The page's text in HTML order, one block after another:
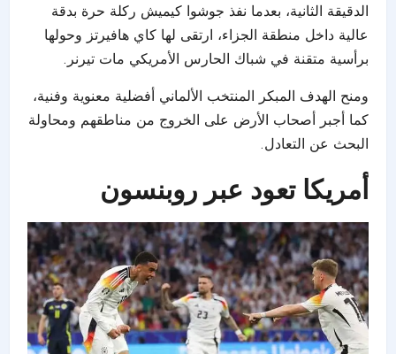
الدقيقة الثانية، بعدما نفذ جوشوا كيميش ركلة حرة بدقة
عالية داخل منطقة الجزاء، ارتقى لها كاي هافيرتز وحولها
برأسية متقنة في شباك الحارس الأمريكي مات تيرنر.
ومنح الهدف المبكر المنتخب الألماني أفضلية معنوية وفنية،
كما أجبر أصحاب الأرض على الخروج من مناطقهم ومحاولة
البحث عن التعادل.
أمريكا تعود عبر روبنسون